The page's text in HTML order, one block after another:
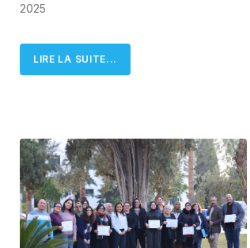
2025
LIRE LA SUITE...